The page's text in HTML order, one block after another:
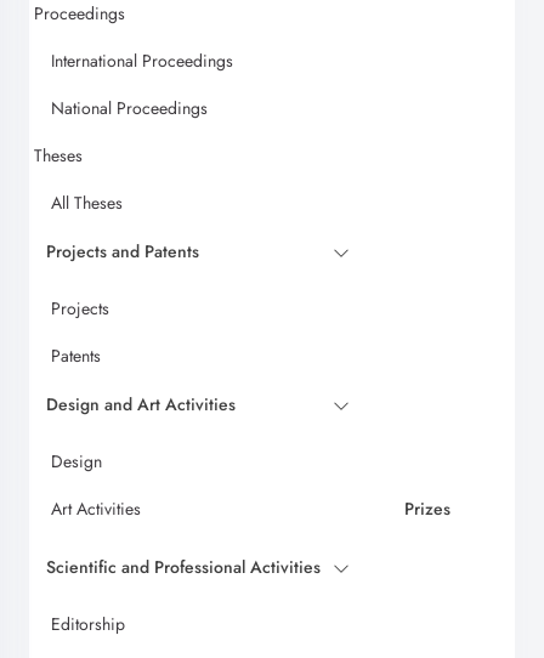
Proceedings
International Proceedings
National Proceedings
Theses
All Theses
Projects and Patents
Projects
Patents
Design and Art Activities
Design
Art Activities
Prizes
Scientific and Professional Activities
Editorship